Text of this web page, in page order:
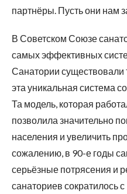
партнёры. Пусть они нам
В Советском Союзе
самых эффективных
Санатории существовали
эта уникальная система
Та модель, которая
позволила значительно
населения и увеличить
сожалению, в 90-е годы
серьёзные потрясения и
санаториев сократилось